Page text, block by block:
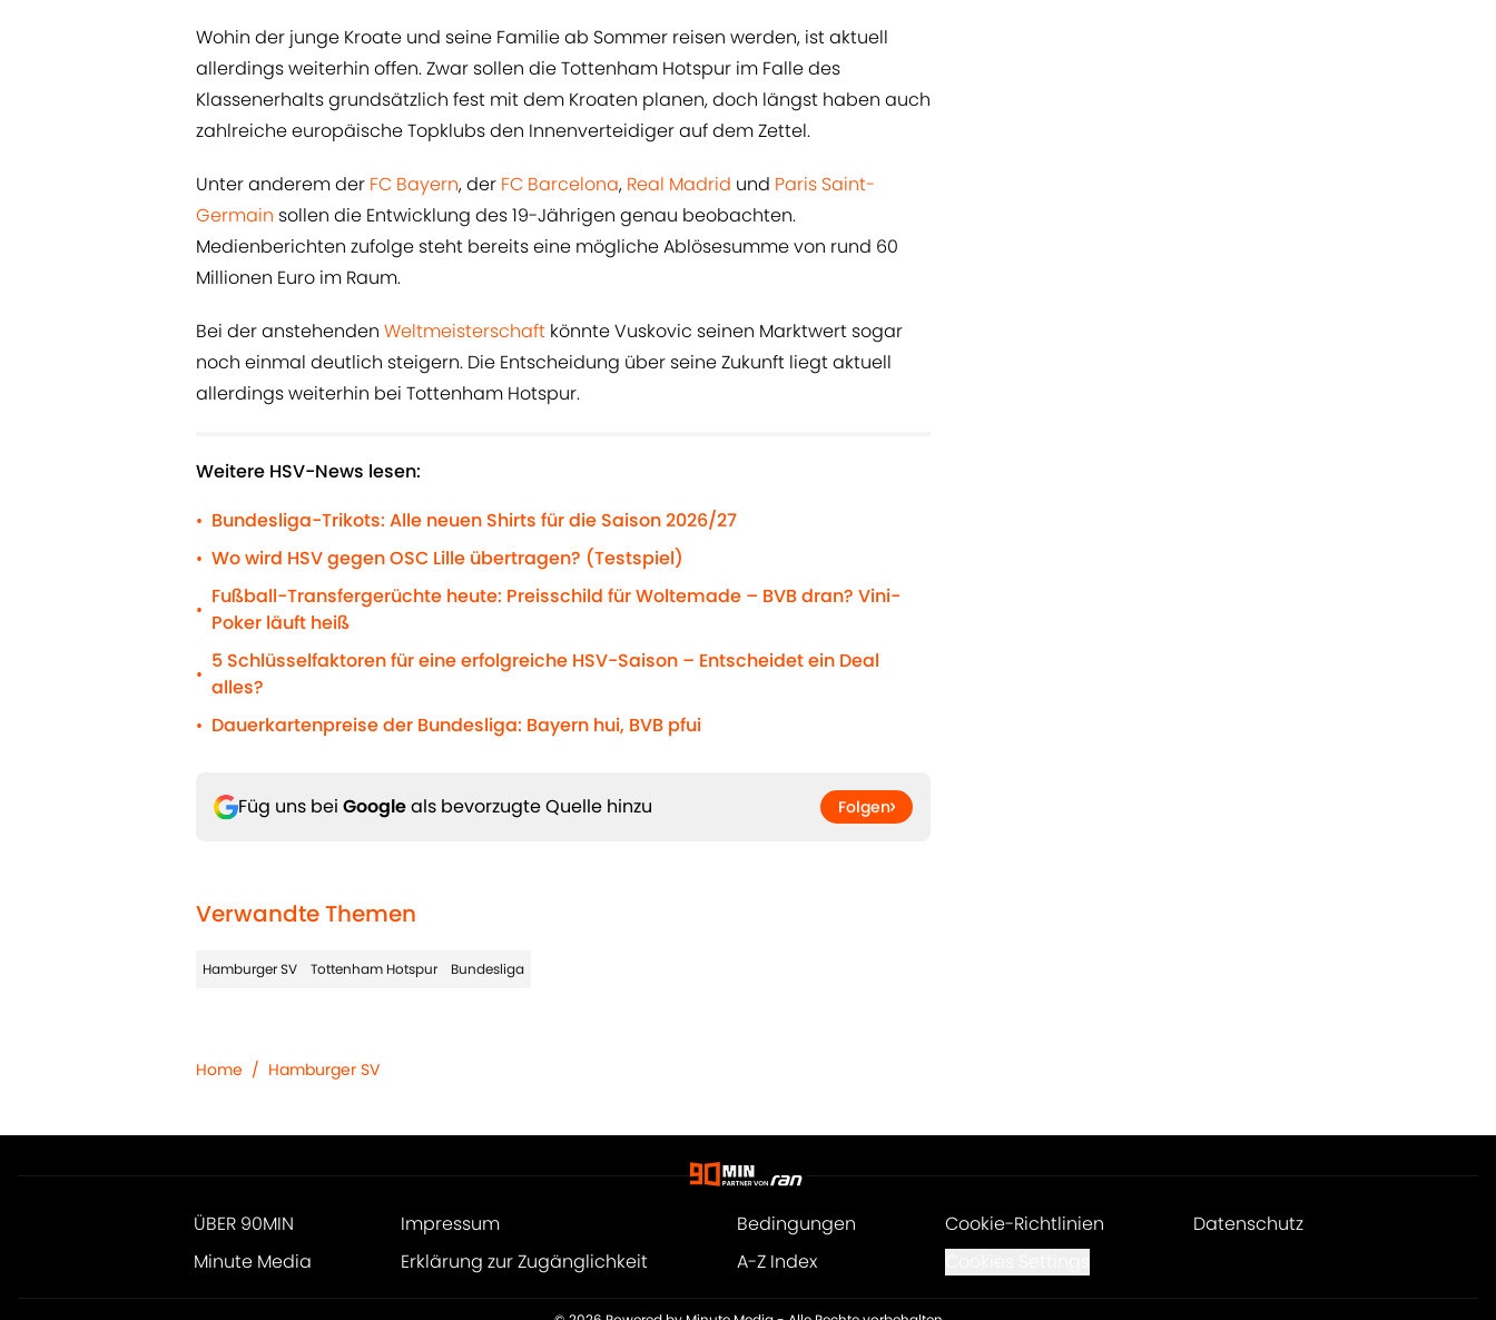
Wohin der junge Kroate und seine Familie ab Sommer reisen werden, ist aktuell
allerdings weiterhin offen. Zwar sollen die Tottenham Hotspur im Falle des
Klassenerhalts grundsätzlich fest mit dem Kroaten planen, doch längst haben auch
zahlreiche europäische Topklubs den Innenverteidiger auf dem Zettel.
Unter anderem der FC Bayern, der FC Barcelona, Real Madrid und Paris Saint-
Germain sollen die Entwicklung des 19-Jährigen genau beobachten.
Medienberichten zufolge steht bereits eine mögliche Ablösesumme von rund 60
Millionen Euro im Raum.
Bei der anstehenden Weltmeisterschaft könnte Vuskovic seinen Marktwert sogar
noch einmal deutlich steigern. Die Entscheidung über seine Zukunft liegt aktuell
allerdings weiterhin bei Tottenham Hotspur.
Weitere HSV-News lesen:
• Bundesliga-Trikots: Alle neuen Shirts für die Saison 2026/27
• Wo wird HSV gegen OSC Lille übertragen? (Testspiel)
•
Fußball-Transfergerüchte heute: Preisschild für Woltemade – BVB dran? Vini-
Poker läuft heiß
•
5 Schlüsselfaktoren für eine erfolgreiche HSV-Saison – Entscheidet ein Deal
alles?
• Dauerkartenpreise der Bundesliga: Bayern hui, BVB pfui
Füg uns bei Googleals bevorzugte Quelle hinzu Folgen
Verwandte Themen
Hamburger SV Tottenham Hotspur Bundesliga
Home / Hamburger SV
ÜBER 90MIN Impressum Bedingungen Cookie-Richtlinien
Datenschutz
Minute Media
Erklärung zur Zugänglichkeit A-Z Index